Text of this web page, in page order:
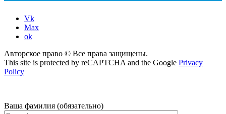
Vk
Max
ok
Авторское право © Все права защищены.
This site is protected by reCAPTCHA and the Google Privacy
Policy
Ваша фамилия (обязательно)